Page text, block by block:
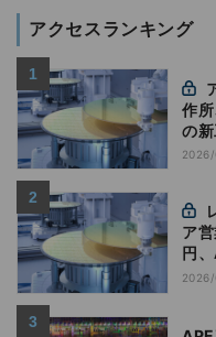
アクセスランキング
作
の
ア
円